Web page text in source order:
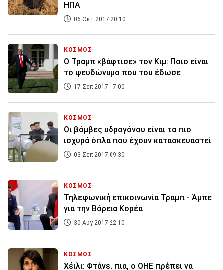
ΗΠΑ
06 Οκτ 2017 20:10
ΚΟΣΜΟΣ
Ο Τραμπ «βάφτισε» τον Κιμ: Ποιο είναι
το ψευδώνυμο που του έδωσε
17 Σεπ 2017 17:00
ΚΟΣΜΟΣ
Οι βόμβες υδρογόνου είναι τα πιο
ισχυρά όπλα που έχουν κατασκευαστεί
03 Σεπ 2017 09:30
ΚΟΣΜΟΣ
Τηλεφωνική επικοινωνία Τραμπ - Άμπε
για την Βόρεια Κορέα
30 Αυγ 2017 22:10
ΚΟΣΜΟΣ
Χέιλι: Φτάνει πια, ο ΟΗΕ πρέπει να